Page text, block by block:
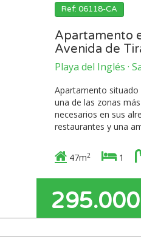
Ref: 06118-CA
Apartamento
Avenida de
Playa del Inglés ·
Apartamento situado
una de las zonas
necesarios en sus
restaurantes y una
47m2 1